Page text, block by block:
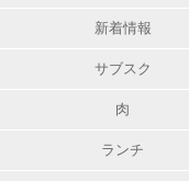
新着情報
サブスク
肉
ランチ